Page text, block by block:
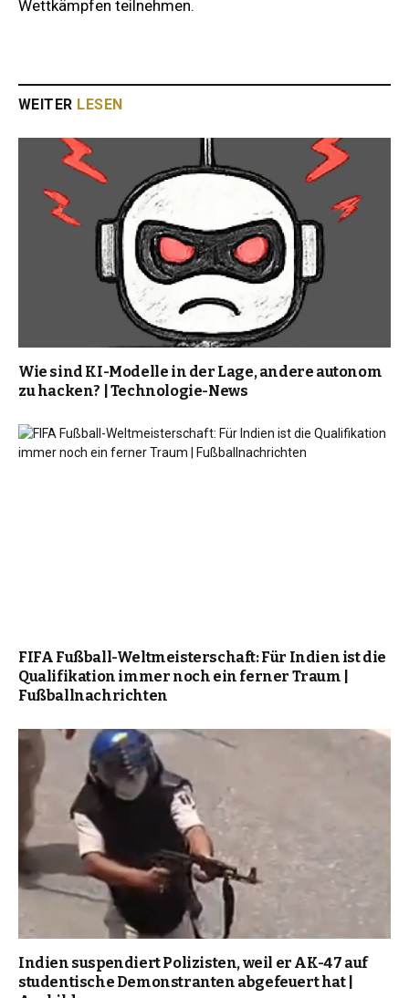
Wettkämpfen teilnehmen.
WEITER LESEN
Wie sind KI-Modelle in der Lage, andere autonom
zu hacken? | Technologie-News
FIFA Fußball-Weltmeisterschaft: Für Indien ist die
Qualifikation immer noch ein ferner Traum |
Fußballnachrichten
Indien suspendiert Polizisten, weil er AK-47 auf
studentische Demonstranten abgefeuert hat |